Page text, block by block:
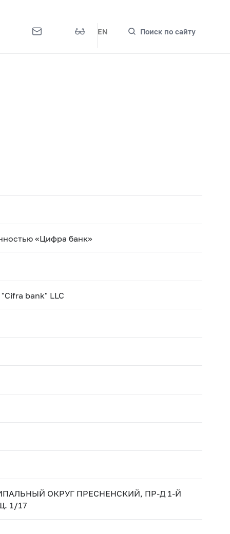
EN Поиск по сайту
«Цифра банк»
bank" LLC
ОКРУГ ПРЕСНЕНСКИЙ, ПР-Д 1-Й
1/17